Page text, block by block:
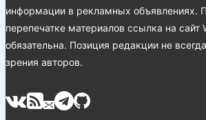
информации в рекламных объявлениях.
перепечатке материалов ссылка на сайт
обязательна. Позиция редакции не
зрения авторов.